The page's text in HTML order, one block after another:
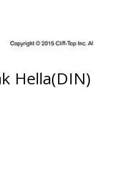
Hella(DIN)